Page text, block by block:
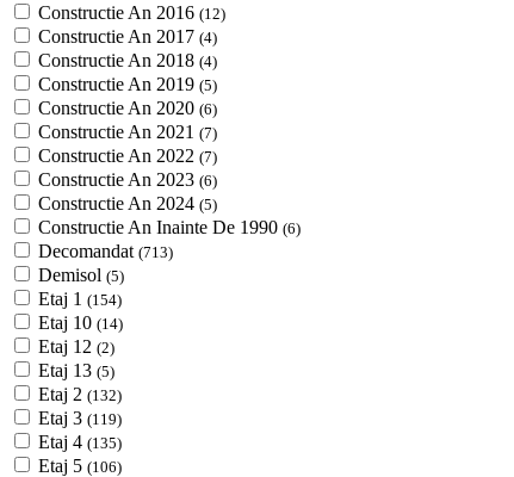
Constructie An 2016 (12)
Constructie An 2017 (4)
Constructie An 2018 (4)
Constructie An 2019 (5)
Constructie An 2020 (6)
Constructie An 2021 (7)
Constructie An 2022 (7)
Constructie An 2023 (6)
Constructie An 2024 (5)
Constructie An Inainte De 1990 (6)
Decomandat (713)
Demisol (5)
Etaj 1 (154)
Etaj 10 (14)
Etaj 12 (2)
Etaj 13 (5)
Etaj 2 (132)
Etaj 3 (119)
Etaj 4 (135)
Etaj 5 (106)